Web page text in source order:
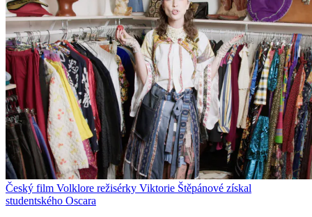
Český film Volklore režisérky Viktorie Štěpánové získal
studentského Oscara